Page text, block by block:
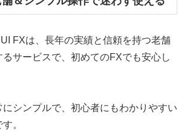
FXは、長年の実績と信頼を持つ老舗
サービスで、初めてのFXでも安心し
シンプルで、初心者にもわかりやすい
。